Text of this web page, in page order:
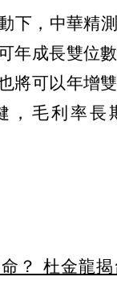
下，中華精
年成長雙位
將可以年增
，毛利率長
？ 杜金龍